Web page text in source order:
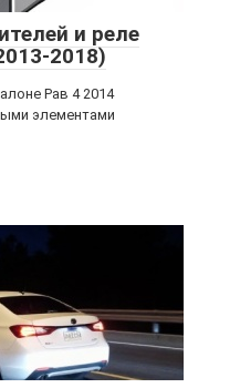
и реле
2018)
Рав 4 2014
элементами